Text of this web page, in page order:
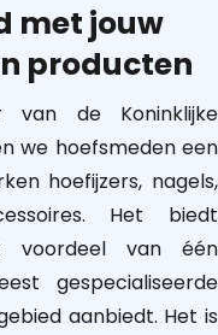
met jouw
producten
van de Koninklijke
we hoefsmeden een
hoefijzers, nagels,
Het biedt
voordeel van één
gespecialiseerde
aanbiedt. Het is